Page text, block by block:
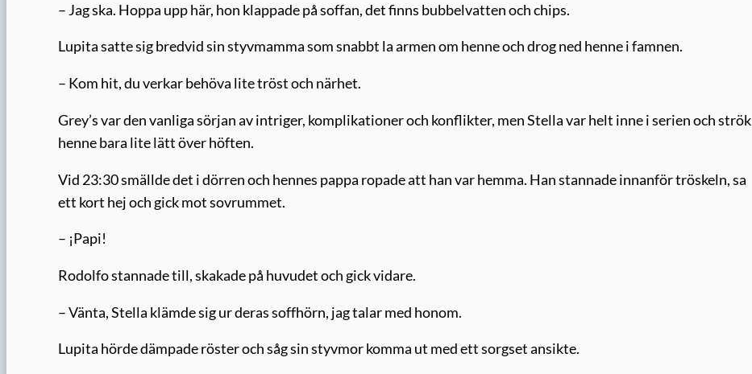
– Jag ska. Hoppa upp här, hon klappade på soffan, det finns bubbelvatten och chips.
Lupita satte sig bredvid sin styvmamma som snabbt la armen om henne och drog ned henne i famnen.
– Kom hit, du verkar behöva lite tröst och närhet.
Grey’s var den vanliga sörjan av intriger, komplikationer och konflikter, men Stella var helt inne i serien och strök
henne bara lite lätt över höften.
Vid 23:30 smällde det i dörren och hennes pappa ropade att han var hemma. Han stannade innanför tröskeln, sa
ett kort hej och gick mot sovrummet.
– ¡Papi!
Rodolfo stannade till, skakade på huvudet och gick vidare.
– Vänta, Stella klämde sig ur deras soffhörn, jag talar med honom.
Lupita hörde dämpade röster och såg sin styvmor komma ut med ett sorgset ansikte.